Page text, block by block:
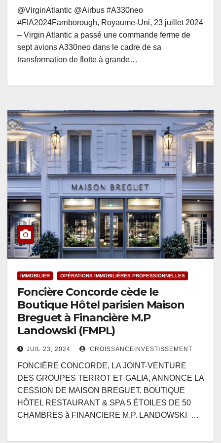
@VirginAtlantic @Airbus #A330neo
#FIA2024Farnborough, Royaume-Uni, 23 juillet 2024
– Virgin Atlantic a passé une commande ferme de
sept avions A330neo dans le cadre de sa
transformation de flotte à grande…
IMMOBILIER OPÉRATIONS IMMOBILIÉRES PROFESSIONNELLES
Foncière Concorde cède le
Boutique Hôtel parisien Maison
Breguet à Financière M.P
Landowski (FMPL)
JUIL 23, 2024 CROISSANCEINVESTISSEMENT
FONCIÈRE CONCORDE, LA JOINT-VENTURE
DES GROUPES TERROT ET GALIA, ANNONCE LA
CESSION DE MAISON BREGUET, BOUTIQUE
HÔTEL RESTAURANT & SPA 5 ÉTOILES DE 50
CHAMBRES à FINANCIERE M.P. LANDOWSKI …